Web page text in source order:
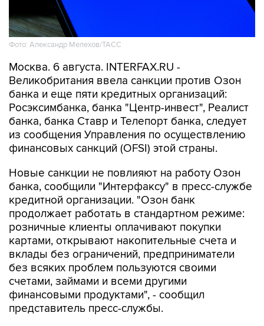
Фото: Александр Мелехов/ТАСС
Москва. 6 августа. INTERFAX.RU -
Великобритания ввела санкции против Озон
банка и еще пяти кредитных организаций:
Росэксимбанка, банка "Центр-инвест", Реалист
банка, банка Ставр и Телепорт банка, следует
из сообщения Управления по осуществлению
финансовых санкций (OFSI) этой страны.
Новые санкции не повлияют на работу Озон
банка, сообщили "Интерфаксу" в пресс-службе
кредитной организации. "Озон банк
продолжает работать в стандартном режиме:
розничные клиенты оплачивают покупки
картами, открывают накопительные счета и
вклады без ограничений, предприниматели
без всяких проблем пользуются своими
счетами, займами и всеми другими
финансовыми продуктами", - сообщил
представитель пресс-службы.